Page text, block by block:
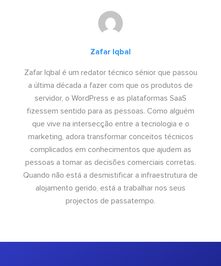
Zafar Iqbal
Zafar Iqbal é um redator técnico sénior que passou
a última década a fazer com que os produtos de
servidor, o WordPress e as plataformas SaaS
fizessem sentido para as pessoas. Como alguém
que vive na intersecção entre a tecnologia e o
marketing, adora transformar conceitos técnicos
complicados em conhecimentos que ajudem as
pessoas a tomar as decisões comerciais corretas.
Quando não está a desmistificar a infraestrutura de
alojamento gerido, está a trabalhar nos seus
projectos de passatempo.